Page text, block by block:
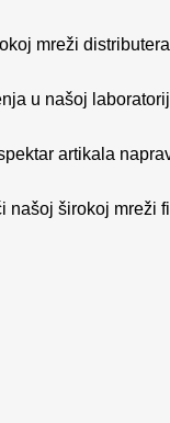
mreži
u našoj
artikala
našoj širokoj mreži